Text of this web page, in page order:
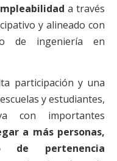
a través
y alineado con
de ingeniería en
participación y una
y estudiantes,
con importantes
a más personas,
de pertenencia